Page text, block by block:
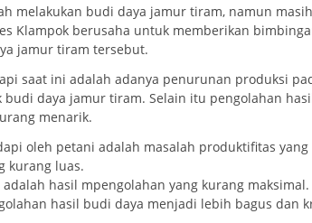
melakukan budi daya jamur tiram, namun
Klampok berusaha untuk memberikan
jamur tiram tersebut.
saat ini adalah adanya penurunan produksi
budi daya jamur tiram. Selain itu pengolahan
menarik.
oleh petani adalah masalah produktifitas
kurang luas.
adalah hasil mpengolahan yang kurang
hasil budi daya menjadi lebih bagus dan